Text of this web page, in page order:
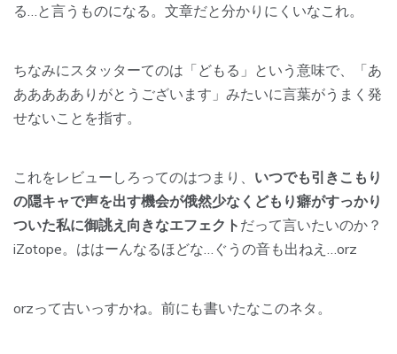
る…と言うものになる。文章だと分かりにくいなこれ。
ちなみにスタッターてのは「どもる」という意味で、「あ
ああああありがとうございます」みたいに言葉がうまく発
せないことを指す。
これをレビューしろってのはつまり、 いつでも引きこもり
の隠キャで声を出す機会が俄然少なくどもり癖がすっかり
ついた私に御誂え向きなエフェクト だって言いたいのか？
iZotope。ははーんなるほどな…ぐうの音も出ねえ…orz
orzって古いっすかね。前にも書いたなこのネタ。